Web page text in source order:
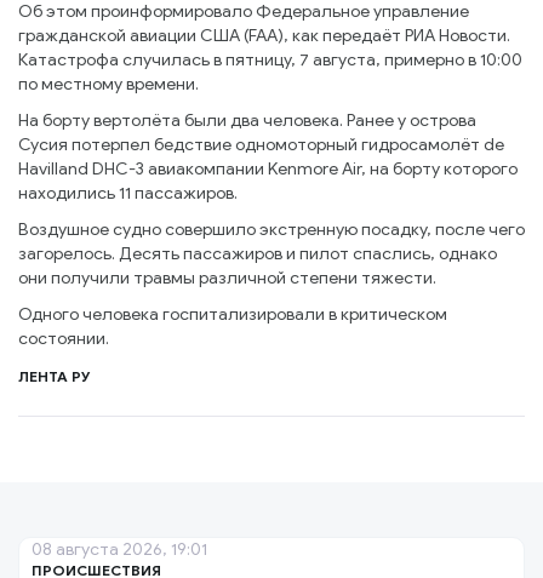
Об этом проинформировало Федеральное управление
гражданской авиации США (FAA), как передаёт РИА Новости.
Катастрофа случилась в пятницу, 7 августа, примерно в 10:00
по местному времени.
На борту вертолёта были два человека. Ранее у острова
Сусия потерпел бедствие одномоторный гидросамолёт de
Havilland DHC-3 авиакомпании Kenmore Air, на борту которого
находились 11 пассажиров.
Воздушное судно совершило экстренную посадку, после чего
загорелось. Десять пассажиров и пилот спаслись, однако
они получили травмы различной степени тяжести.
Одного человека госпитализировали в критическом
состоянии.
ЛЕНТА РУ
ПРОИСШЕСТВИЯ
08 августа 2026, 19:01